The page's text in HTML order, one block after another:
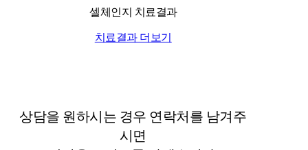
셀체인지 치료결과
치료결과 더보기
상담을 원하시는 경우 연락처를 남겨주
시면